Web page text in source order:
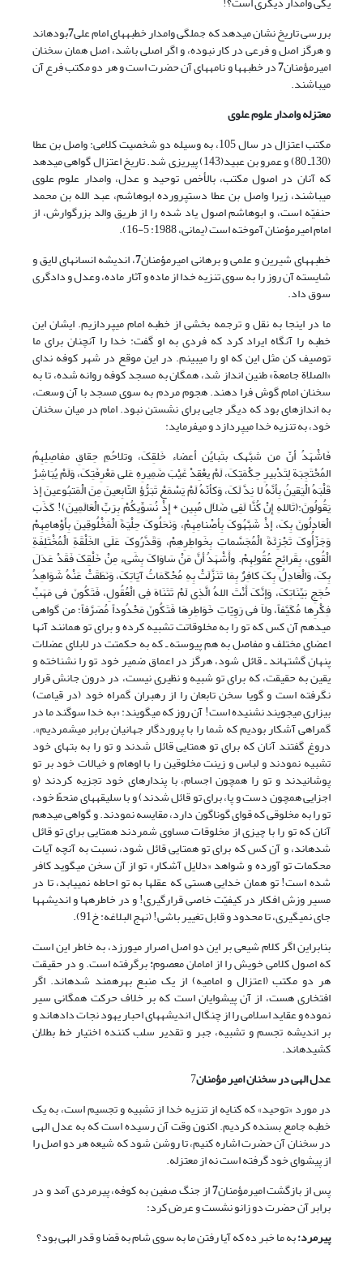
بررسى تاریخ نشان مى‏دهد که جملگى وامدار خطبه‏هاى امام على7بوده‏اند
و هرگز اصل و فرعى در کار نبوده، و اگر اصلى باشد، اصل همان سخنان
امیرمؤمنان7در خطبه‏ها و نامه‏هاى آن حضرت است و هر دو مکتب فرع آن
مى‏باشند.
معتزله وامدار علوم علوى
مکتب اعتزال در سال 105، به وسیله دو شخصیت کلامى: واصل بن عطا
(130ـ 80) و عمرو بن عبید(143) پى‏ریزى شد. تاریخ اعتزال گواهى مى‏دهد
که آنان در اصول مکتب، بالأخص توحید و عدل، وامدار علوم علوى
مى‏باشند، زیرا واصل بن عطا دست‏پرورده ابوهاشم، عبد الله بن محمد
حنفیّه است، و ابوهاشم اصول یاد شده را از طریق والد بزرگوارش، از
امام امیرمؤمنان آموخته است (یمانی، 1988: 5-16).
خطبه‏هاى شیرین و علمى و برهانى امیرمؤمنان7، اندیشه انسان‏هاى لایق و
شایسته آن روز را به سوى تنزیه خدا از ماده و آثار ماده، وعدل و دادگرى
سوق داد.
ما در اینجا به نقل و ترجمه بخشى از خطبه امام مى‏پردازیم. ایشان این
خطبه را آنگاه ایراد کرد که فردى به او گفت: خدا را آن‏چنان براى ما
توصیف کن مثل این که او را مى‏بینم. در این موقع در شهر کوفه نداى
«الصلاة جامعة» طنین انداز شد، همگان به مسجد کوفه روانه شده، تا به
سخنان امام گوش فرا دهند. هجوم مردم به سوى مسجد با آن وسعت،
به اندازه‏اى بود که دیگر جایى براى نشستن نبود. امام در میان سخنان
خود، به تنزیه خدا مى‏پردازد و مى‏فرماید:
فَاشْهَدُ أنّ من شبَّهک بتَبایُن أعضاء خَلقِکَ، وتلاحُمِ حِقاقِ مفاصِلِهِمُ
المُحْتَجِبَة لِتَدْبیرِ حِکْمَتِکَ، لَمْ یعْقِدْ غَیْبَ ضَمِیرِهِ عَلى مَعْرِفَتِکَ، وَلَمْ یُبَاشِرْ
قَلْبَهُ الْیَقینُ بِأنَّهُ لا نِدَّ لَکَ، وَکأنّهُ لَمْ یَسْمَعْ تَبَرُّؤ التّابِعینَ مِنَ الْمَتبُوعینَ إذ
یَقُولُونَ:(تَاللهِ إِنْ کُنَّا لَفِی ضَلاَل مُبِین * إِذْ نُسَوِّیکُمْ بِرَبِّ الْعَالَمِینَ)! کَذَبَ
الْعَادِلُونَ بِکَ، إذْ شَبَّهُوکَ بِأصْنامِهِمْ، وَنَحَلُوکَ حِلْیَةَ الْمَخْلُوقِینَ بِأَوْهامِهِمْ
وَجَزّأُوکَ تَجْزِئَةَ الْمُجَسَّماتِ بِخَواطِرِهِمْ، وَقَدَّرُوکَ عَلَى الخَلْقَةِ الْمُخْتَلِفَةِ
الْقُوى، بِقَرائِحِ عُقُولِهِمْ. وأَشْهَدُ أنَّ مَنْ سَاوَاکَ بِشَیء مِنْ خَلْقِکَ فَقَدْ عَدَلَ
بِکَ، وَالْعَادِلُ بِکَ کافِرٌ بِمَا تَنَزَّلَتْ بِهِ مُحْکَمَاتُ آیَاتِکَ، وَنَطَقَتْ عَنْهُ شَوَاهِدُ
حُجَجِ بَیِّنَاتِکَ، وَإنَّکَ أَنْتَ اللهُ الَّذِی لَمْ تَتَنَاهَ فِی الْعُقُولِ، فَتَکُونَ فی مَهَبِّ
فِکْرِها مُکَیَّفاً، ولاَ فی رَوِیّاتِ خَوَاطِرِهَا فَتَکُونَ مَحْدُوداً مُصَرَّفاً؛ من گواهى
مى‏دهم آن کس که تو را به مخلوقاتت تشبیه کرده و براى تو همانند آنها
اعضاى مختلف و مفاصل به هم پیوسته ـ که به حکمتت در لابلاى عضلات
پنهان گشته‏اند ـ قائل شود، هرگز در اعماق ضمیر خود تو را نشناخته و
یقین به حقیقت، که براى تو شبیه و نظیرى نیست، در درون جانش قرار
نگرفته است و گویا سخن تابعان را از رهبران گمراه خود (در قیامت)
بیزارى مى‏جویند نشنیده است! آن روز که مى‏گویند: «به خدا سوگند ما در
گمراهى آشکار بودیم که شما را با پروردگار جهانیان برابر مى‏شمردیم».
دروغ گفتند آنان که براى تو همتایى قائل شدند و تو را به بت‏هاى خود
تشبیه نمودند و لباس و زینت مخلوقین را با اوهام و خیالات خود بر تو
پوشانیدند و تو را همچون اجسام، با پندارهاى خود تجزیه کردند (و
اجزایى همچون دست و پا، براى تو قائل شدند) و با سلیقه‏هاى منحطّ خود،
تو را به مخلوقى که قواى گوناگون دارد، مقایسه نمودند. و گواهى مى‏دهم
آنان که تو را با چیزى از مخلوقات مساوى شمردند همتایى براى تو قائل
شده‏اند، و آن کس که براى تو همتایى قائل شود، نسبت به آنچه آیات
محکمات تو آورده و شواهد «دلایل آشکار» تو از آن سخن مى‏گوید کافر
شده است! تو همان خدایى هستى که عقل‏ها به تو احاطه نمى‏یابد، تا در
مسیر وزش افکار در کیفیّت خاصى قرارگیرى! و در خاطره‏ها و اندیشه‏ها
جاى نمى‏گیرى، تا محدود و قابل تغییر باشى! (نهج البلاغه: خ91).
بنابراین اگر کلام شیعى بر این دو اصل اصرار مى‏ورزد، به خاطر این است
که اصول کلامى خویش را از امامان معصوم:برگرفته است. و در حقیقت
هر دو مکتب (اعتزال و امامیه) از یک منبع بهره‏مند شده‏اند. اگر
افتخارى هست، از آن پیشوایان است که بر خلاف حرکت همگانى سیر
نموده و عقاید اسلامى را از چنگال اندیشه‏هاى احبار یهود نجات داده‏اند و
بر اندیشه تجسم و تشبیه، جبر و تقدیر سلب کننده اختیار خط بطلان
کشیده‏اند.
عدل الهى در سخنان امیر مؤمنان7
در مورد «توحید» که کنایه از تنزیه خدا از تشبیه و تجسیم است، به یک
خطبه جامع بسنده کردیم. اکنون وقت آن رسیده است که به عدل الهى
در سخنان آن حضرت اشاره کنیم، تا روشن شود که شیعه هر دو اصل را
از پیشواى خود گرفته است نه از معتزله.
پس از بازگشت امیرمؤمنان7از جنگ صفین به کوفه، پیرمردى آمد و در
برابر آن حضرت دو زانو نشست و عرض کرد:
پیرمرد:به ما خبر ده که آیا رفتن ما به سوى شام به قضا و قدر الهى بود؟